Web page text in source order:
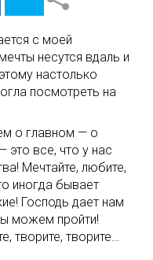
с моей
несутся вдаль и
настолько
посмотреть на
о главном — о
все, что у нас
Мечтайте, любите,
иногда бывает
Господь дает нам
можем пройти!
творите, творите…